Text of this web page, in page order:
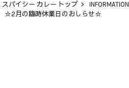
スパイシー カレー トップ > INFORMATION
☆2月の臨時休業日のおしらせ☆